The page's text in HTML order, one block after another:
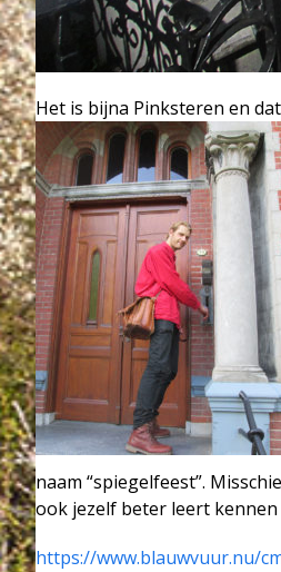
Het is bijna Pinksteren en
naam “spiegelfeest”.
ook jezelf beter leert
https://www.blauwvuur.nu/